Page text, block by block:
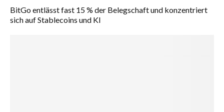
BitGo entlässt fast 15 % der Belegschaft und konzentriert
sich auf Stablecoins und KI